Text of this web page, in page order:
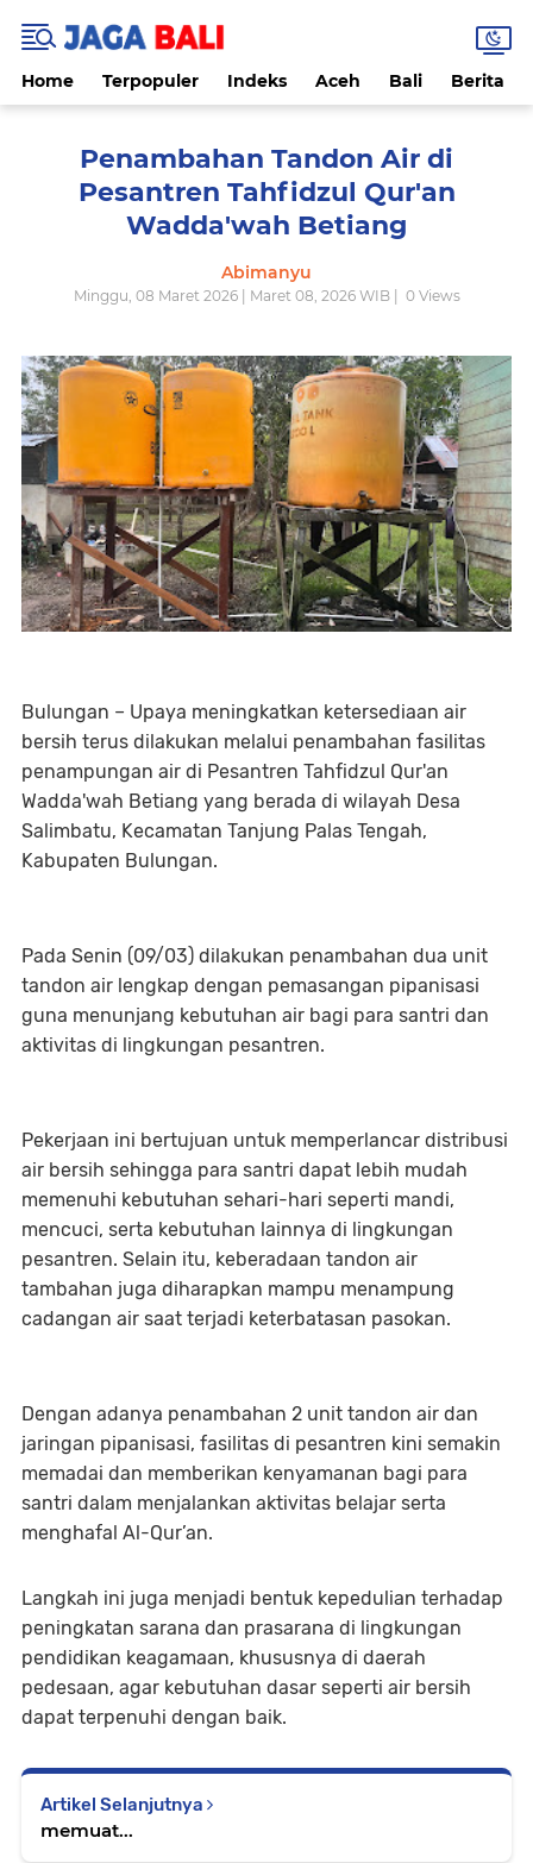
Home Terpopuler Indeks Aceh Bali Berita
Penambahan Tandon Air di
Pesantren Tahfidzul Qur'an
Wadda'wah Betiang
Abimanyu
Minggu, 08 Maret 2026 | Maret 08, 2026 WIB | 0Views
Bulungan – Upaya meningkatkan ketersediaan air
bersih terus dilakukan melalui penambahan fasilitas
penampungan air di Pesantren Tahfidzul Qur'an
Wadda'wah Betiang yang berada di wilayah Desa
Salimbatu, Kecamatan Tanjung Palas Tengah,
Kabupaten Bulungan.
Pada Senin (09/03) dilakukan penambahan dua unit
tandon air lengkap dengan pemasangan pipanisasi
guna menunjang kebutuhan air bagi para santri dan
aktivitas di lingkungan pesantren.
Pekerjaan ini bertujuan untuk memperlancar distribusi
air bersih sehingga para santri dapat lebih mudah
memenuhi kebutuhan sehari-hari seperti mandi,
mencuci, serta kebutuhan lainnya di lingkungan
pesantren. Selain itu, keberadaan tandon air
tambahan juga diharapkan mampu menampung
cadangan air saat terjadi keterbatasan pasokan.
Dengan adanya penambahan 2 unit tandon air dan
jaringan pipanisasi, fasilitas di pesantren kini semakin
memadai dan memberikan kenyamanan bagi para
santri dalam menjalankan aktivitas belajar serta
menghafal Al-Qur’an.
Langkah ini juga menjadi bentuk kepedulian terhadap
peningkatan sarana dan prasarana di lingkungan
pendidikan keagamaan, khususnya di daerah
pedesaan, agar kebutuhan dasar seperti air bersih
dapat terpenuhi dengan baik.
Artikel Selanjutnya
memuat...